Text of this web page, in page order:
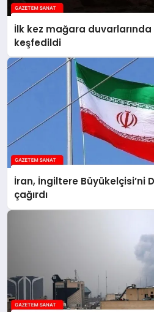
İlk kez mağara duvarlarında
keşfedildi
İran, İngiltere Büyükelçisi’ni
çağırdı